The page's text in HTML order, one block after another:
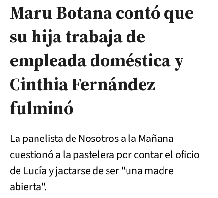
Maru Botana contó que
su hija trabaja de
empleada doméstica y
Cinthia Fernández
fulminó
La panelista de Nosotros a la Mañana
cuestionó a la pastelera por contar el oficio
de Lucía y jactarse de ser "una madre
abierta".